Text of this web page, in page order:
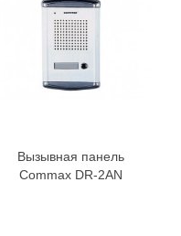
Вызывная панель
Commax DR-2AN